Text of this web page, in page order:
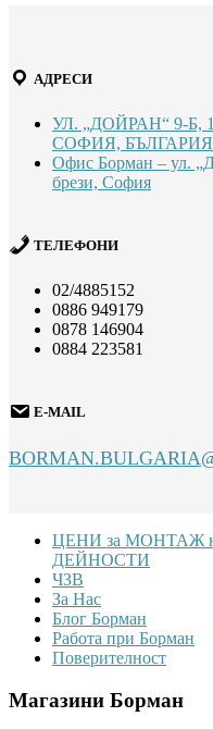
АДРЕСИ
УЛ. „ДОЙРАН“ 9-Б,
СОФИЯ, БЪЛГАРИЯ
Офис Борман – ул.
брези, София
ТЕЛЕФОНИ
02/4885152
0886 949179
0878 146904
0884 223581
E-MAIL
FooterЦЕНИ за МОНТАЖ
ДЕЙНОСТИ
ЧЗВ
За Нас
Блог Борман
Работа при Борман
Поверителност
Магазини Борман